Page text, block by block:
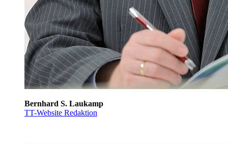
Bernhard S. Laukamp
TT-Website Redaktion